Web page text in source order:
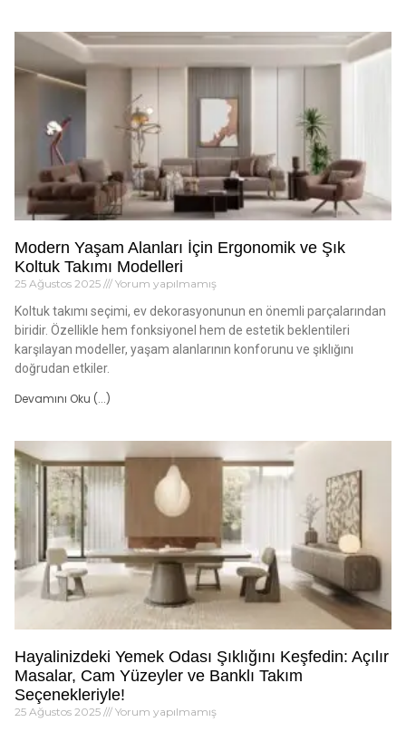
Modern Yaşam Alanları İçin Ergonomik ve Şık
Koltuk Takımı Modelleri
25 Ağustos 2025 Yorum yapılmamış
Koltuk takımı seçimi, ev dekorasyonunun en önemli parçalarından
biridir. Özellikle hem fonksiyonel hem de estetik beklentileri
karşılayan modeller, yaşam alanlarının konforunu ve şıklığını
doğrudan etkiler.
Devamını Oku (...)
Hayalinizdeki Yemek Odası Şıklığını Keşfedin: Açılır
Masalar, Cam Yüzeyler ve Banklı Takım
Seçenekleriyle!
25 Ağustos 2025 Yorum yapılmamış